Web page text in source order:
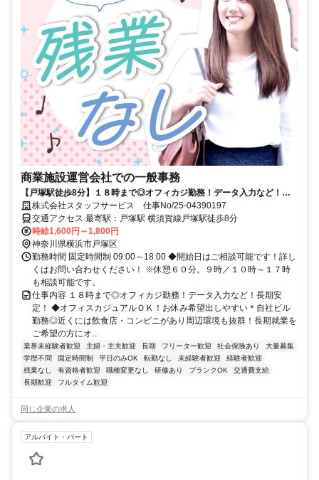
商業施設運営会社での一般事務
【戸塚駅徒歩8分】１８時まで◎オフィカジ勤務！データ入力など！長
期安定！
株式会社スタッフサービス 仕事No/25-04390197
交通アクセス 最寄駅：戸塚駅 横須賀線戸塚駅徒歩8分
時給1,600円～1,800円
神奈川県横浜市戸塚区
勤務時間 固定時間制 09:00～18:00 ◆開始日はご相談可能です！詳し
くはお問い合わせください！ ※休憩６０分。９時／１０時～１７時
も相談可能です。
仕事内容 １８時まで◎オフィカジ勤務！データ入力など！長期安
定！ ◆オフィスカジュアルＯＫ！お休み希望出しやすい＊自社ビル
勤務◎近くには飲食店・コンビニがあり周辺環境も抜群！長期就業を
ご希望の方にオ...
業界未経験者歓迎 主婦・主夫歓迎 長期 フリーター歓迎 社会保険あり
大量募集
学歴不問
固定時間制 平日のみOK 転勤なし 未経験者歓迎
経験者歓迎
残業なし
有資格者歓迎 職種変更なし 研修あり ブランクOK
交通費支給
長期歓迎
フルタイム歓迎
同じ企業の求人
アルバイト・パート